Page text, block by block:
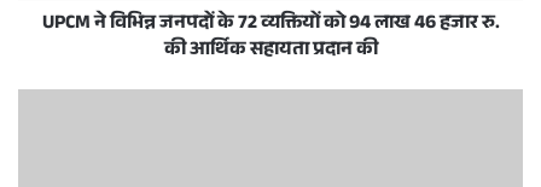
UPCM ने विभिन्न जनपदों के 72 व्यक्तियों को 94 लाख 46 हजार रु.
की आर्थिक सहायता प्रदान की